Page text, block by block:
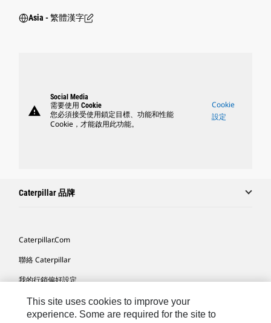
Asia - 繁體漢字
warning
Social Media
需要使用 Cookie
您必須接受使用鎖定目標、功能和性能
Cookie，才能啟用此功能。
Cookie
設定
Caterpillar 品牌
Caterpillar.com
聯絡 Caterpillar
我的行銷偏好設定
網站地圖
Cookie Settings
This site uses cookies to improve your
experience. Some are required for the site to